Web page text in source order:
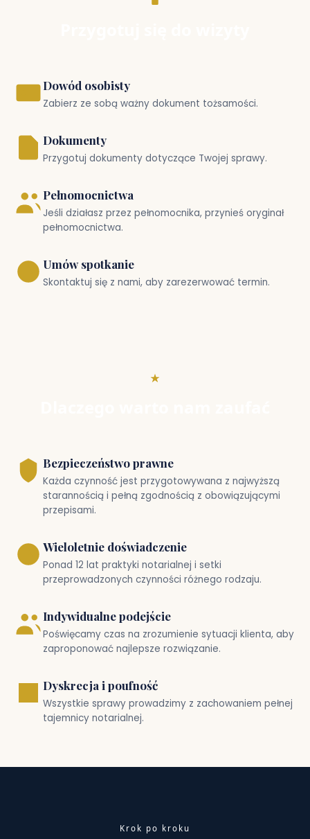
Dowód osobisty
Zabierz ze sobą ważny dokument tożsamości.
Dokumenty
Przygotuj dokumenty dotyczące Twojej sprawy.
Pełnomocnictwa
Jeśli działasz przez pełnomocnika, przynieś oryginał
pełnomocnictwa.
Umów spotkanie
Skontaktuj się z nami, aby zarezerwować termin.
Bezpieczeństwo prawne
Każda czynność jest przygotowywana z najwyższą
starannością i pełną zgodnością z obowiązującymi
przepisami.
Wieloletnie doświadczenie
Ponad 12 lat praktyki notarialnej i setki
przeprowadzonych czynności różnego rodzaju.
Indywidualne podejście
Poświęcamy czas na zrozumienie sytuacji klienta, aby
zaproponować najlepsze rozwiązanie.
Dyskrecja i poufność
Wszystkie sprawy prowadzimy z zachowaniem pełnej
tajemnicy notarialnej.
Krok po kroku